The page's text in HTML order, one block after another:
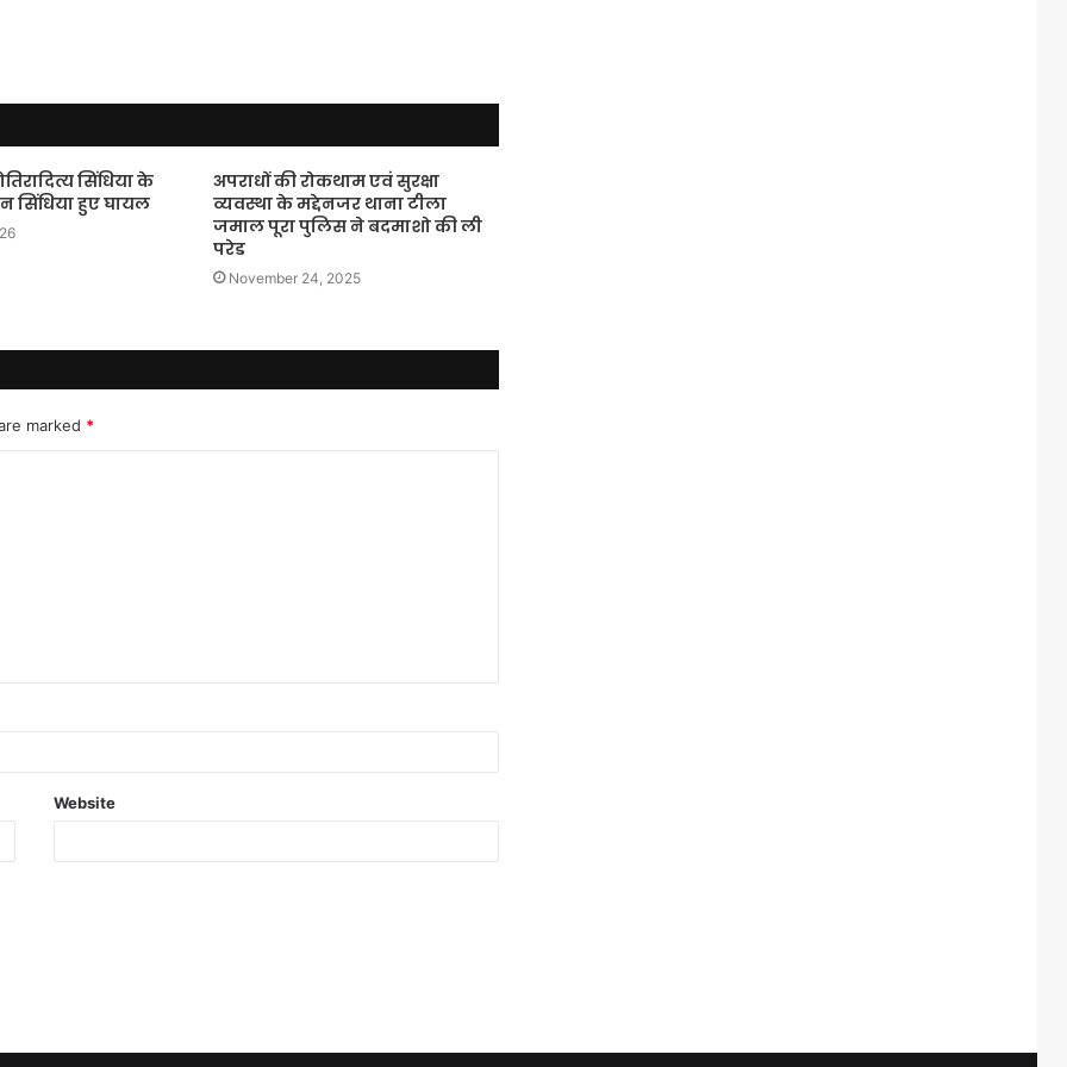
सिंधिया के
सिंधिया हुए घायल
अपराधों की रोकथाम एवं सुरक्षा
व्यवस्था के मद्देनजर थाना टीला
जमाल पूरा पुलिस ने बदमाशो की ली
परेड
November 24, 2025
marked *
Website